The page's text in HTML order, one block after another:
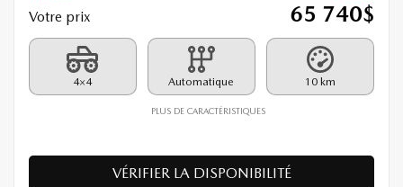
Votre prix
65 740$
4×4 Automatique 10 km
PLUS DE CARACTÉRISTIQUES
VÉRIFIER LA DISPONIBILITÉ